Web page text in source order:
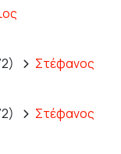
Στέφανος
Στέφανος